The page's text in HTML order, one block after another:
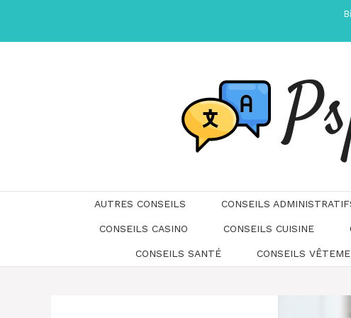
contenu
AUTRES CONSEILS CONSEILS
CONSEILS CASINO CONSEILS CUISINE
CONSEILS SANTÉ CONSEILS